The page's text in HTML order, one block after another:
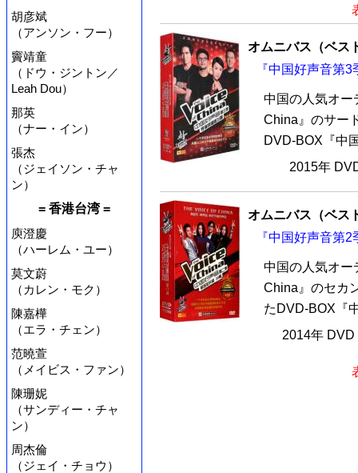
胡彦斌
（アンソン・フー）
竇靖童
（ドウ・ジントン／
Leah Dou）
那英
（ナー・イン）
張杰
（ジェイソン・チャ
ン）
= 香港台湾 =
庾澄慶
（ハーレム・ユー）
莫文蔚
（カレン・モク）
陳嘉樺
（エラ・チェン）
范曉萱
（メイビス・ファン）
陳珊妮
（サンディー・チャ
ン）
周杰倫
（ジェイ・チョウ）
オムニバス（ベス
『中国好声音第
中国の人気オー
China』のサー
DVD-BOX『中
2015年
オムニバス（ベス
『中国好声音第
中国の人気オー
China』のセカ
たDVD-BOX『
2014年